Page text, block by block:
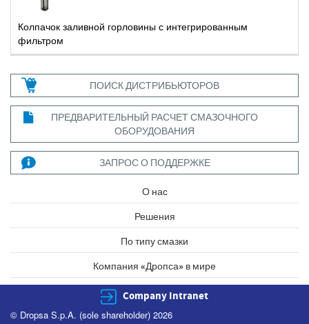
Колпачок заливной горловины с интегрированным
фильтром
ПОИСК ДИСТРИБЬЮТОРОВ
ПРЕДВАРИТЕЛЬНЫЙ РАСЧЕТ СМАЗОЧНОГО
ОБОРУДОВАНИЯ
ЗАПРОС О ПОДДЕРЖКЕ
О нас
Решения
По типу смазки
Компания «Дропса» в мире
Company Intranet
© Dropsa S.p.A. (sole shareholder) 2026